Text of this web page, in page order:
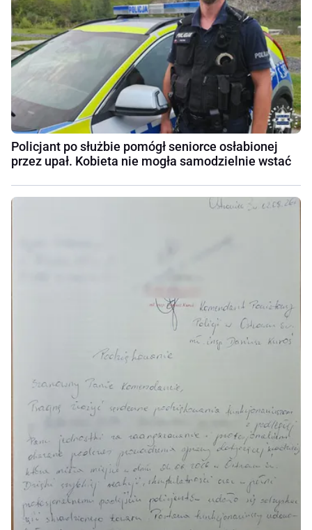
Policjant po służbie pomógł seniorce osłabionej
przez upał. Kobieta nie mogła samodzielnie wstać